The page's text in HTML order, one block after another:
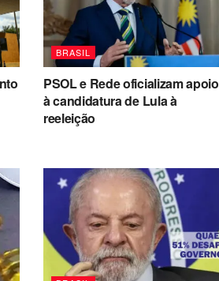
BRASIL
PSOL e Rede oficializam apoio
à candidatura de Lula à
reeleição